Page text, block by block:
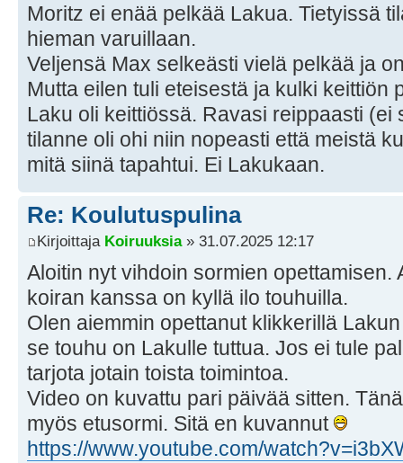
Moritz ei enää pelkää Lakua. Tietyissä
hieman varuillaan.
Veljensä Max selkeästi vielä pelkää ja
Mutta eilen tuli eteisestä ja kulki keittiön
Laku oli keittiössä. Ravasi reippaasti (ei
tilanne oli ohi niin nopeasti että meistä
mitä siinä tapahtui. Ei Lakukaan.
Re: Koulutuspulina
Kirjoittaja Koiruuksia» 31.07.2025 12:17
Aloitin nyt vihdoin sormien opettamisen.
koiran kanssa on kyllä ilo touhuilla.
Olen aiemmin opettanut klikkerillä
se touhu on Lakulle tuttua. Jos ei tule
tarjota jotain toista toimintoa.
Video on kuvattu pari päivää sitten.
myös etusormi. Sitä en kuvannut
https://www.youtube.com/